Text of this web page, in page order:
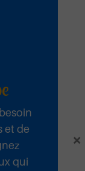
et de
qui
×